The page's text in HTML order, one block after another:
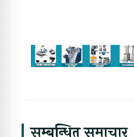
सम्बन्धित समाचार